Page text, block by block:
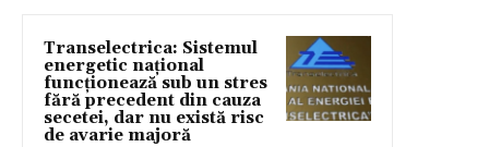
Transelectrica: Sistemul
energetic național
funcționează sub un stres
fără precedent din cauza
secetei, dar nu există risc
de avarie majoră